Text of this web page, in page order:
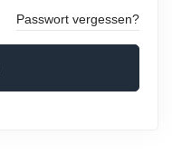
Passwort vergessen?